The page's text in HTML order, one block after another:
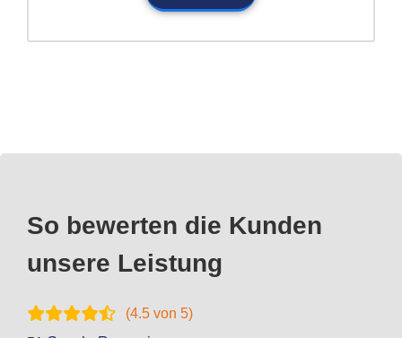
So bewerten die Kunden
unsere Leistung
(4.5 von 5)